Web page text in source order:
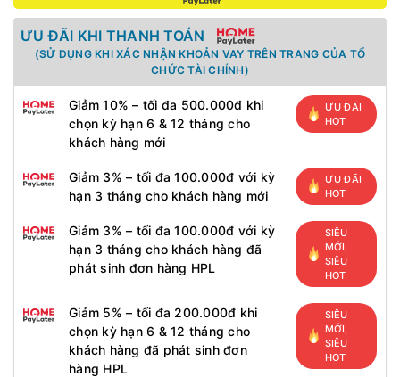
ƯU ĐÃI KHI THANH TOÁN
(SỬ DỤNG KHI XÁC NHẬN KHOẢN VAY TRÊN TRANG CỦA TỔ
CHỨC TÀI CHÍNH)
Giảm 10% – tối đa 500.000đ khi
chọn kỳ hạn 6 & 12 tháng cho
khách hàng mới
ƯU ĐÃI
HOT
Giảm 3% – tối đa 100.000đ với kỳ
hạn 3 tháng cho khách hàng mới
ƯU ĐÃI
HOT
Giảm 3% – tối đa 100.000đ với kỳ
hạn 3 tháng cho khách hàng đã
phát sinh đơn hàng HPL
SIÊU
MỚI,
SIÊU
HOT
Giảm 5% – tối đa 200.000đ khi
chọn kỳ hạn 6 & 12 tháng cho
khách hàng đã phát sinh đơn
hàng HPL
SIÊU
MỚI,
SIÊU
HOT